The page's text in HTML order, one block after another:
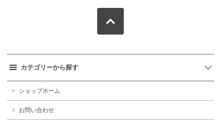
カテゴリーから探す
ショップホーム
お問い合わせ